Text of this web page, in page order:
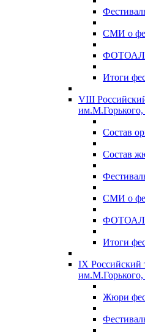
СМИ о
Итоги
VIII
им.М.Горького,
Состав
Состав
СМИ о
Итоги
IX Российский
им.М.Горького,
Жюри